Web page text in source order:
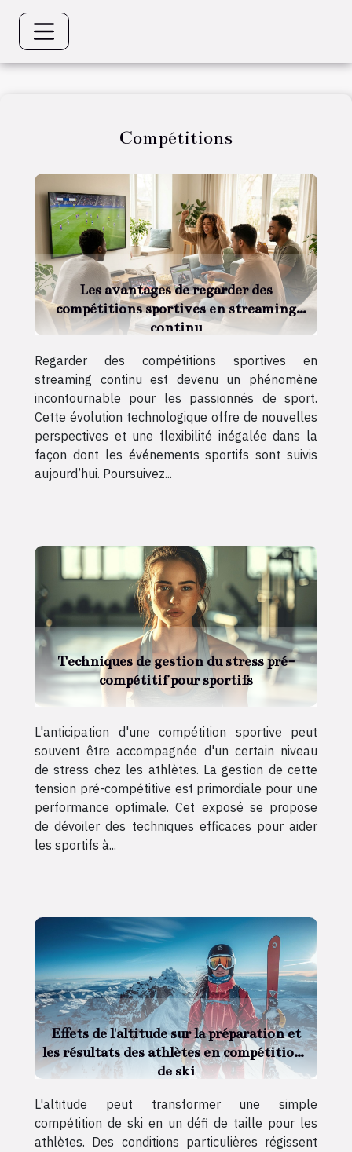
Compétitions
Les avantages de regarder des
compétitions sportives en streaming
continu
Regarder des compétitions sportives en
streaming continu est devenu un phénomène
incontournable pour les passionnés de sport.
Cette évolution technologique offre de nouvelles
perspectives et une flexibilité inégalée dans la
façon dont les événements sportifs sont suivis
aujourd’hui. Poursuivez...
Techniques de gestion du stress pré-
compétitif pour sportifs
L'anticipation d'une compétition sportive peut
souvent être accompagnée d'un certain niveau
de stress chez les athlètes. La gestion de cette
tension pré-compétitive est primordiale pour une
performance optimale. Cet exposé se propose
de dévoiler des techniques efficaces pour aider
les sportifs à...
Effets de l'altitude sur la préparation et
les résultats des athlètes en compétitions
de ski
L'altitude peut transformer une simple
compétition de ski en un défi de taille pour les
athlètes. Des conditions particulières régissent